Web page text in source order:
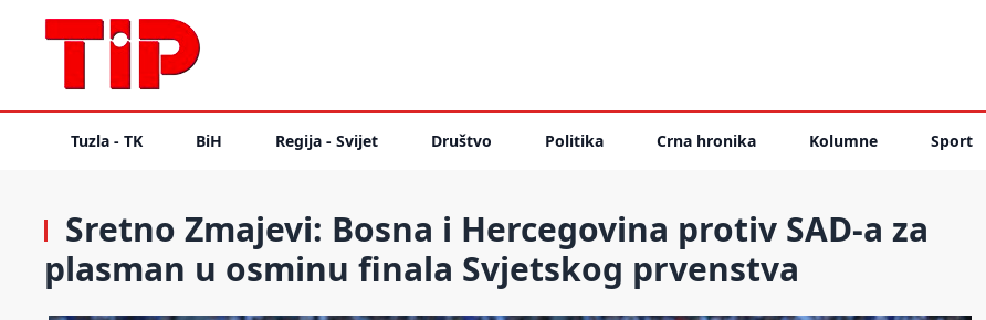
Tuzla - TK BiH Regija - Svijet Društvo Politika Crna hronika Kolumne Sport
Sretno Zmajevi: Bosna i Hercegovina protiv SAD-a za
plasman u osminu finala Svjetskog prvenstva